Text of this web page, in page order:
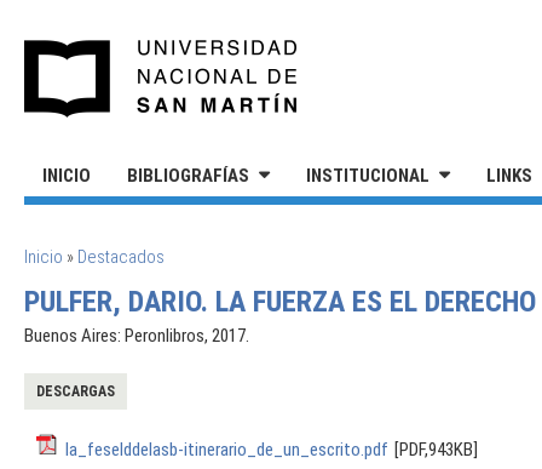
INICIO BIBLIOGRAFÍAS INSTITUCIONAL LINKS
SE ENCUENTRA USTED AQUÍ
Inicio » Destacados
PULFER, DARIO. LA FUERZA ES EL
Buenos Aires: Peronlibros, 2017.
DESCARGAS
la_feselddelasb-itinerario_de_un_escrito.pdf [PDF,943KB]